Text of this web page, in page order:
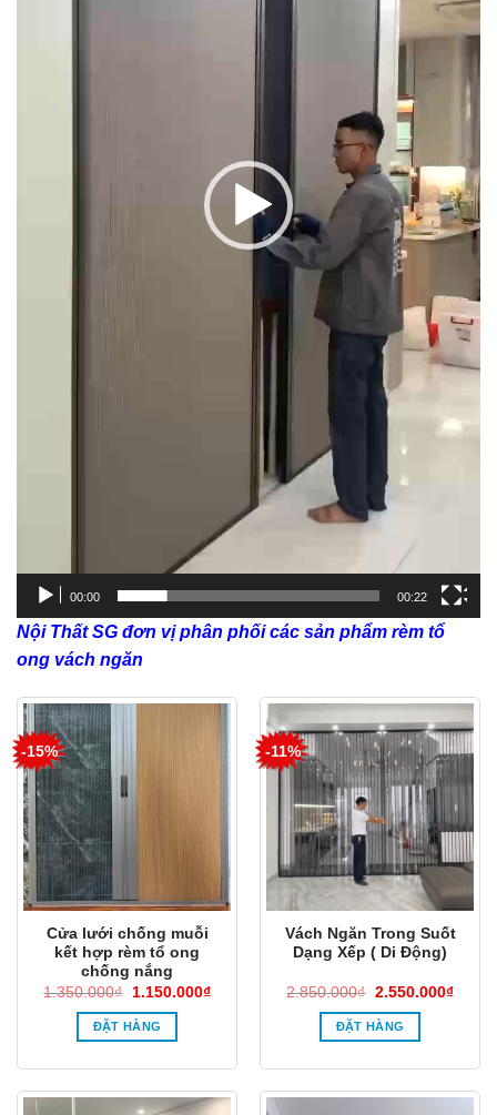
00:00 00:22
Nội Thất SG đơn vị phân phối các sản phẩm rèm tổ
ong vách ngăn
-15%
Cửa lưới chống muỗi
kết hợp rèm tổ ong
chống nắng
1.350.000₫
Giá
là:
1.350.000₫.
1.150.000₫Giá
ĐẶT HÀNG
-11%
Vách Ngăn Trong Suốt
Dạng Xếp ( Di Động)
2.850.000₫ Giá
là:
2.850.000₫.
2.550.000₫Giá
ĐẶT HÀNG